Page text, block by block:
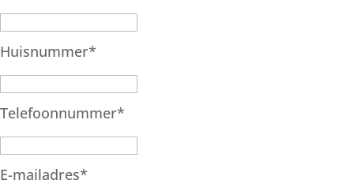
Huisnummer*
Telefoonnummer*
E-mailadres*